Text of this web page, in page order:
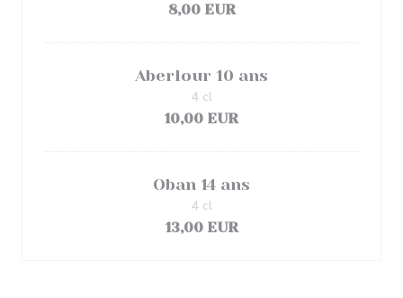
8,00 EUR
Aberlour 10 ans
10,00 EUR
4 cl
Oban 14 ans
13,00 EUR
4 cl